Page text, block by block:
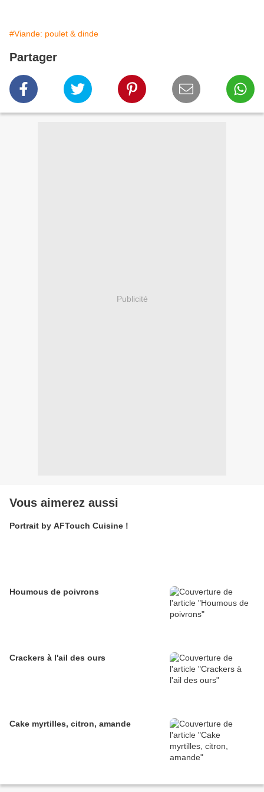
#Viande: poulet & dinde
Partager
Publicité
Vous aimerez aussi
Portrait by AFTouch Cuisine !
Houmous de poivrons
Crackers à l'ail des ours
Cake myrtilles, citron, amande